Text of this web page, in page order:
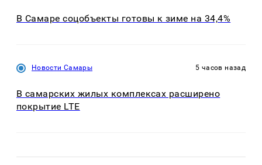
В Самаре соцобъекты готовы к зиме на 34,4%
Новости Самары 5 часов назад
В самарских жилых комплексах расширено
покрытие LTE